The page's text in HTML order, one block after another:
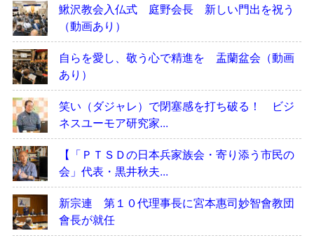
鰍沢教会入仏式 庭野会長 新しい門出を祝う
（動画あり）
自らを愛し、敬う心で精進を 盂蘭盆会（動画
あり）
笑い（ダジャレ）で閉塞感を打ち破る！ ビジ
ネスユーモア研究家...
【「ＰＴＳＤの日本兵家族会・寄り添う市民の
会」代表・黒井秋夫...
新宗連 第１０代理事長に宮本惠司妙智會教団
會長が就任